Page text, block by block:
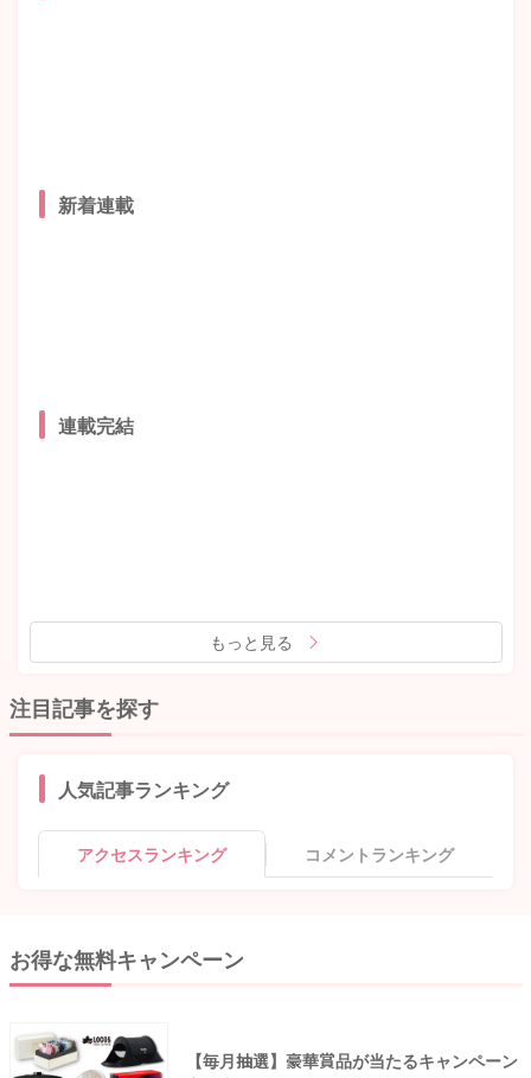
新着連載
連載完結
もっと見る
注目記事を探す
人気記事ランキング
アクセスランキング コメントランキング
お得な無料キャンペーン
【毎月抽選】豪華賞品が当たるキャンペーン